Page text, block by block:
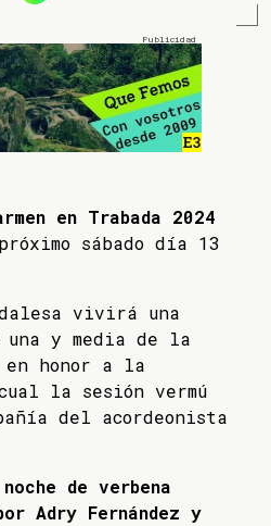
en Trabada 2024
sábado día 13
vivirá una
y media de la
honor a la
la sesión vermú
del acordeonista
de verbena
Adry Fernández y